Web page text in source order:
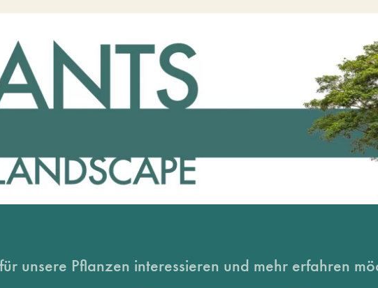
unsere Pflanzen interessieren und mehr erfahren